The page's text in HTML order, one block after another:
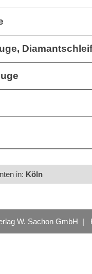
in: Köln
W. Sachon GmbH |